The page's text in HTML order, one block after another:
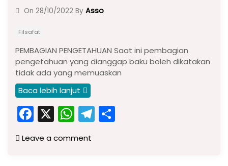
On 28/10/2022 By Asso
Filsafat
PEMBAGIAN PENGETAHUAN Saat ini pembagian
pengetahuan yang dianggap baku boleh dikatakan
tidak ada yang memuaskan
Baca lebih lanjut
F
a
c
X W
h
a
T
el
Leave a comment